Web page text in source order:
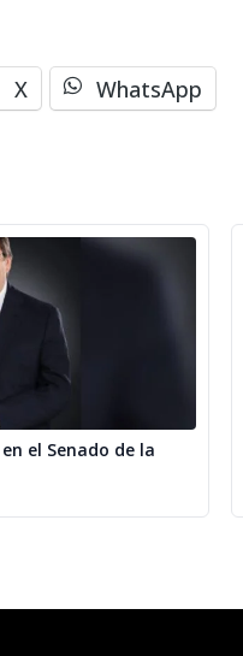
X WhatsApp
el Senado de la